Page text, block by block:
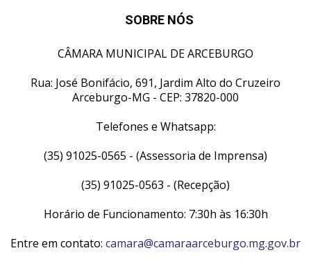
SOBRE NÓS
CÂMARA MUNICIPAL DE ARCEBURGO
Rua: José Bonifácio, 691, Jardim Alto do Cruzeiro
Arceburgo-MG - CEP: 37820-000
Telefones e Whatsapp:
(35) 91025-0565 - (Assessoria de Imprensa)
(35) 91025-0563 - (Recepção)
Horário de Funcionamento: 7:30h às 16:30h
Entre em contato: camara@camaraarceburgo.mg.gov.br